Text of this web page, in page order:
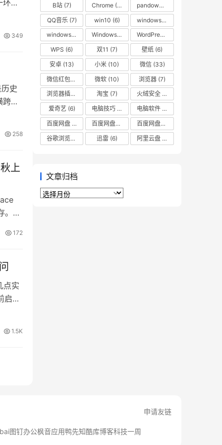
出
349
史
北
258
上
。该
现
172
点实
启用
1.5K
B站(7) Chrome (8) pandownload
QQ音乐 (7) win10 (6) windows
(8)
windows10
Windows11 WordPress
WPS (6) 双11 (7) 壁纸 (6)
安卓 (13) 小米 (10) 微信(33)
微信红包封面
微软 (10) 浏览器 (7)
浏览器插件
淘宝 (7) 火绒安全
爱奇艺(6) 电脑技巧 电脑软件
百度网盘
百度网盘不限速 (15) 百度网盘直链下载
谷歌浏览器
迅雷 (6) 阿里云盘
文章归档
文
申请友链
图钉办公枫音应用鸭先知酷库博客科技一周